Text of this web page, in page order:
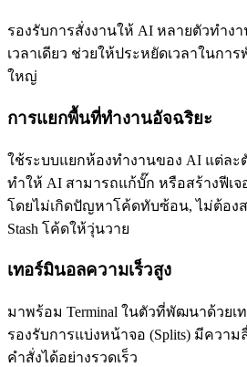
รองรับการสั่งงานให้ AI หลายตัวทำง
เวลาเดียว ช่วยให้ประหยัดเวลาในก
ใหญ่
การแยกพื้นที่ทำงานอัจฉริยะ
ใช้ระบบแยกห้องทำงานของ AI แต่ละ
ทำให้ AI สามารถแก้บั๊ก หรือสร้างฟีเ
โดยไม่เกิดปัญหาโค้ดทับซ้อน, ไม่ต้องส
Stash โค้ดให้วุ่นวาย
เทอร์มินอลความเร็วสูง
มาพร้อม Terminal ในตัวที่พัฒนาด้วยเ
รองรับการแบ่งหน้าจอ (Splits) มีควา
คำสั่งได้อย่างรวดเร็ว